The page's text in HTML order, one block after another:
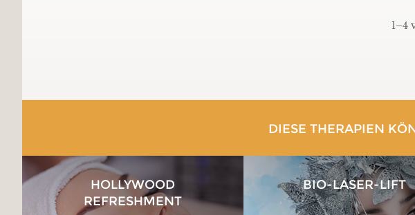
1–4
DIESE THERAPIEN
HOLLYWOOD
REFRESHMENT
BIO-LASER-LIFT